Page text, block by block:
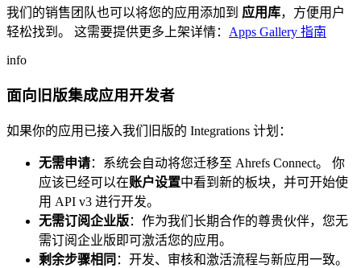
我们的销售团队也可以将您的应用添加到 应用库，方便用户
轻松找到。 这需要提供更多上架详情： Apps Gallery 指南
info
面向旧版集成应用开发者
如果你的应用已接入我们旧版的 Integrations 计划：
无需申请：系统会自动将您迁移至 Ahrefs Connect。 你
应该已经可以在账户设置中看到新的板块，并可开始使
用 API v3 进行开发。
无需订阅企业版：作为我们长期合作的尊贵伙伴，您无
需订阅企业版即可激活您的应用。
剩余步骤相同 ：开发、审核和激活流程与新应用一致。